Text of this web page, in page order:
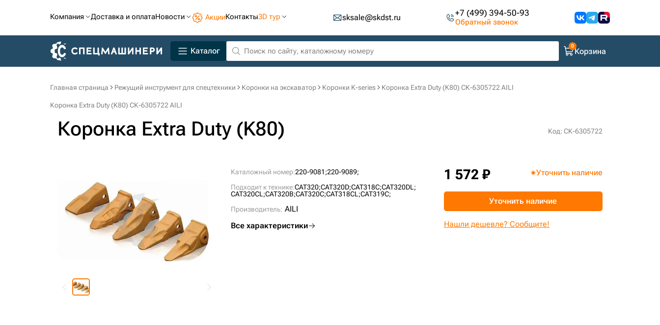
Компания Доставка и оплатаНовости АкцииКонтакты3D тур sksale@skdst.ru +7 (499) 394-50-93
Обратный звонок
Каталог Корзина
Главная страница Режущий инструмент для спецтехники Коронки на экскаватор Коронки K-series Коронка Extra Duty (K80) СК-6305722 AILI
Коронка Extra Duty (K80) СК-6305722 AILI
Коронка Extra Duty (K80) Код: СК-6305722
Каталожный номер:220-9081;220-9089;
Подходит к технике:CAT320;CAT320D;CAT318C;CAT320DL;
CAT320CL;CAT320B;CAT320C;CAT318CL;CAT319C;
Производитель: AILI
Все характеристики
1 572 ₽ Уточнить наличие
Уточнить наличие
Нашли дешевле? Сообщите!